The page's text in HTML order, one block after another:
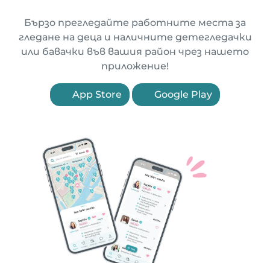
Бързо прегледайте работните места за
гледане на деца и наличните детегледачки
или бавачки във вашия район чрез нашето
приложение!
App Store Google Play